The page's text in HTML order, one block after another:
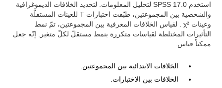
استخدم SPSS 17.0 لتحليل المعلومات. لتحديد الخلافات الديموغرافية
والشخصية بين المجموعتين، طبّقت اختبارات T للعينات المستقلّة
وعينات χ² . لقياس الخلافات المعرفية بين المجموعتين، تمّ نمط
التأثيرات المختلطة لقياسات متكررة بنمط مستقلّ لكلّ متغير. إنّه جعل
ممكناً قياس:
الخلافات الابتدائية بين المجموعتين.
الخلافات بين الاختبارات.